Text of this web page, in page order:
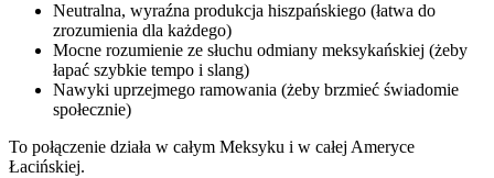
Neutralna, wyraźna produkcja hiszpańskiego (łatwa do
zrozumienia dla każdego)
Mocne rozumienie ze słuchu odmiany meksykańskiej (żeby
łapać szybkie tempo i slang)
Nawyki uprzejmego ramowania (żeby brzmieć świadomie
społecznie)
To połączenie działa w całym Meksyku i w całej Ameryce
Łacińskiej.